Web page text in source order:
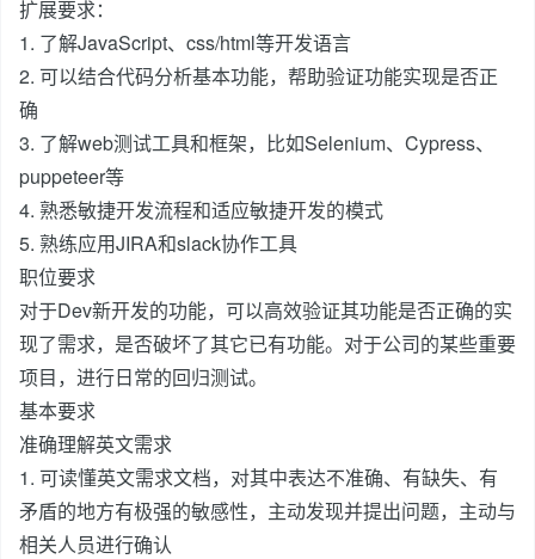
扩展要求：
1. 了解JavaScript、css/html等开发语言
2. 可以结合代码分析基本功能，帮助验证功能实现是否正
确
3. 了解web测试工具和框架，比如Selenium、Cypress、
puppeteer等
4. 熟悉敏捷开发流程和适应敏捷开发的模式
5. 熟练应用JIRA和slack协作工具
职位要求
对于Dev新开发的功能，可以高效验证其功能是否正确的实
现了需求，是否破坏了其它已有功能。对于公司的某些重要
项目，进行日常的回归测试。
基本要求
准确理解英文需求
1. 可读懂英文需求文档，对其中表达不准确、有缺失、有
矛盾的地方有极强的敏感性，主动发现并提出问题，主动与
相关人员进行确认